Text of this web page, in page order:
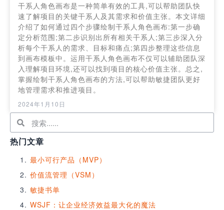
干系人角色画布是一种简单有效的工具,可以帮助团队快
速了解项目的关键干系人及其需求和价值主张。本文详细
介绍了如何通过四个步骤绘制干系人角色画布:第一步确
定分析范围;第二步识别出所有相关干系人;第三步深入分
析每个干系人的需求、目标和痛点;第四步整理这些信息
到画布模板中。运用干系人角色画布不仅可以辅助团队深
入理解项目环境,还可以找到项目的核心价值主张。总之,
掌握绘制干系人角色画布的方法,可以帮助敏捷团队更好
地管理需求和推进项目。
2024年1月10日
热门文章
最小可行产品（MVP）
价值流管理（VSM）
敏捷书单
WSJF：让企业经济效益最大化的魔法